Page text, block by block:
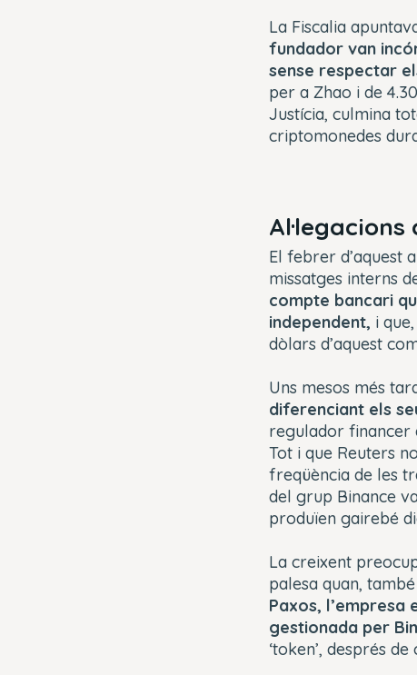
La Fiscalia
fundador van
sense respectar
per a Zhao i de
Justícia, culmina
criptomonedes
El febrer d’aquest
missatges interns
compte bancari
independent, i
dòlars d’aquest
Uns mesos més
diferenciant els
regulador financer
Tot i que Reuters
freqüència de les
del grup Binance
produïen gairebé
La creixent
palesa quan,
Paxos, l’empresa
gestionada per
‘token’, després